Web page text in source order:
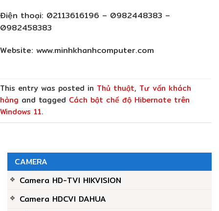
CAMERA
Camera HD-TVI HIKVISION
Camera HDCVI DAHUA
Điện thoại: 02113616196 – 0982448383 –
0982458383
Website: www.minhkhanhcomputer.com
This entry was posted in Thủ thuật, Tư vấn khách
hàng and tagged Cách bật chế độ Hibernate trên
Windows 11.